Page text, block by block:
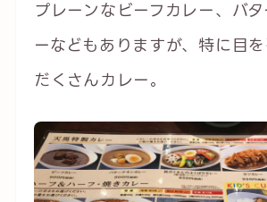
プレーンなビーフカレー、バ
ーなどもありますが、特に目
だくさんカレー。